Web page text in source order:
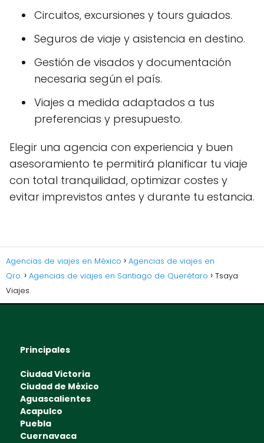
Circuitos, excursiones y tours guiados.
Seguros de viaje y asistencia en destino.
Gestión de visados y documentación
necesaria según el país.
Viajes a medida adaptados a tus
preferencias y presupuesto.
Elegir una agencia con experiencia y buen
asesoramiento te permitirá planificar tu viaje
con total tranquilidad, optimizar costes y
evitar imprevistos antes y durante tu estancia.
Agencias de viajes en México
Agencias de viajes en
Qro.
Agencias de viajes en Santiago de Querétaro
Tsaya
Viajes
Principales
Ciudad Victoria
Ciudad de México
Aguascalientes
Acapulco
Puebla
Cuernavaca